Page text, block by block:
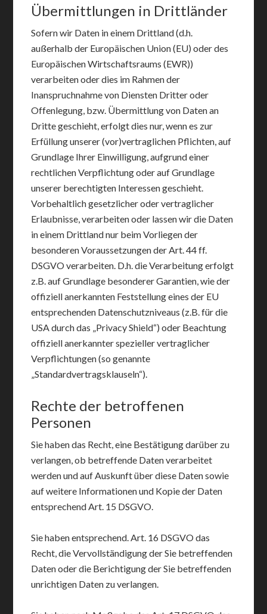
Übermittlungen in Drittländer
Sofern wir Daten in einem Drittland (d.h.
außerhalb der Europäischen Union (EU) oder des
Europäischen Wirtschaftsraums (EWR))
verarbeiten oder dies im Rahmen der
Inanspruchnahme von Diensten Dritter oder
Offenlegung, bzw. Übermittlung von Daten an
Dritte geschieht, erfolgt dies nur, wenn es zur
Erfüllung unserer (vor)vertraglichen Pflichten, auf
Grundlage Ihrer Einwilligung, aufgrund einer
rechtlichen Verpflichtung oder auf Grundlage
unserer berechtigten Interessen geschieht.
Vorbehaltlich gesetzlicher oder vertraglicher
Erlaubnisse, verarbeiten oder lassen wir die Daten
in einem Drittland nur beim Vorliegen der
besonderen Voraussetzungen der Art. 44 ff.
DSGVO verarbeiten. D.h. die Verarbeitung erfolgt
z.B. auf Grundlage besonderer Garantien, wie der
offiziell anerkannten Feststellung eines der EU
entsprechenden Datenschutzniveaus (z.B. für die
USA durch das „Privacy Shield“) oder Beachtung
offiziell anerkannter spezieller vertraglicher
Verpflichtungen (so genannte
„Standardvertragsklauseln“).
Rechte der betroffenen
Personen
Sie haben das Recht, eine Bestätigung darüber zu
verlangen, ob betreffende Daten verarbeitet
werden und auf Auskunft über diese Daten sowie
auf weitere Informationen und Kopie der Daten
entsprechend Art. 15 DSGVO.
Sie haben entsprechend. Art. 16 DSGVO das
Recht, die Vervollständigung der Sie betreffenden
Daten oder die Berichtigung der Sie betreffenden
unrichtigen Daten zu verlangen.